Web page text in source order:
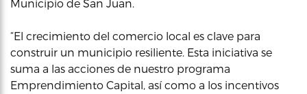
Municipio de San Juan.
“El crecimiento del comercio local es clave para
construir un municipio resiliente. Esta iniciativa se
suma a las acciones de nuestro programa
Emprendimiento Capital, así como a los incentivos